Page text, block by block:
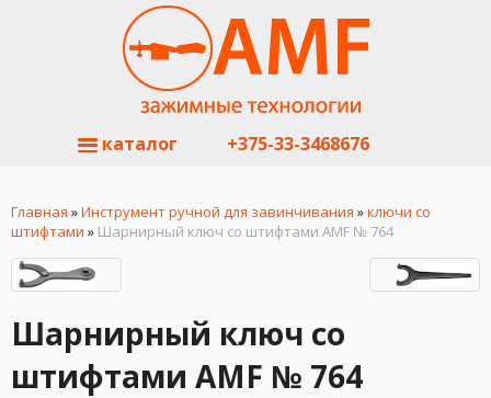
каталог +375-33-3468676
Главная »Инструмент ручной для завинчивания »ключи со
штифтами » Шарнирный ключ со штифтами AMF № 764
Шарнирный ключ со
штифтами AMF № 764